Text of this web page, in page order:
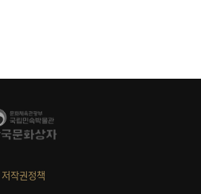
저작권정책